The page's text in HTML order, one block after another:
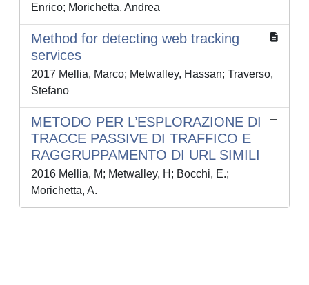
Enrico; Morichetta, Andrea
Method for detecting web tracking
services
2017 Mellia, Marco; Metwalley, Hassan; Traverso,
Stefano
METODO PER L’ESPLORAZIONE DI
TRACCE PASSIVE DI TRAFFICO E
RAGGRUPPAMENTO DI URL SIMILI
2016 Mellia, M; Metwalley, H; Bocchi, E.;
Morichetta, A.